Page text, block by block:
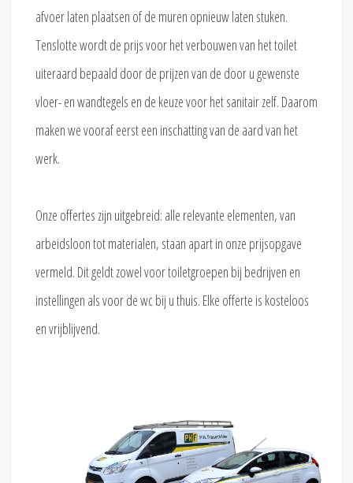
afvoer laten plaatsen of de muren opnieuw laten stuken.
Tenslotte wordt de prijs voor het verbouwen van het toilet
uiteraard bepaald door de prijzen van de door u gewenste
vloer- en wandtegels en de keuze voor het sanitair zelf. Daarom
maken we vooraf eerst een inschatting van de aard van het
werk.
Onze offertes zijn uitgebreid: alle relevante elementen, van
arbeidsloon tot materialen, staan apart in onze prijsopgave
vermeld. Dit geldt zowel voor toiletgroepen bij bedrijven en
instellingen als voor de wc bij u thuis. Elke offerte is kosteloos
en vrijblijvend.